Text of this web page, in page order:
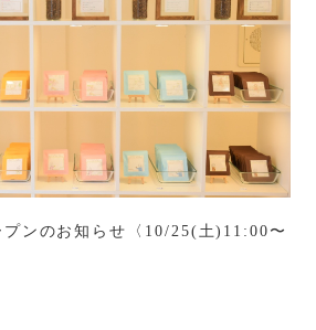
プンのお知らせ〈10/25(土)11:00〜